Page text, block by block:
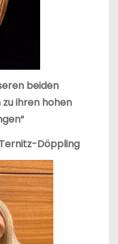
beiden
ihren hohen
Döppling